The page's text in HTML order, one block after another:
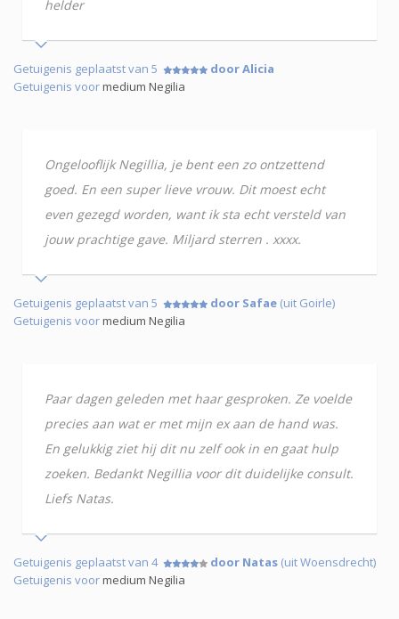
helder
Getuigenis geplaatst van 5
door Alicia
Getuigenis voormedium Negilia
Ongelooflijk Negillia, je bent een zo ontzettend
goed. En een super lieve vrouw. Dit moest echt
even gezegd worden, want ik sta echt versteld van
jouw prachtige gave. Miljard sterren . xxxx.
Getuigenis geplaatst van 5 door Safae (uit Goirle)
Getuigenis voormedium Negilia
Paar dagen geleden met haar gesproken. Ze voelde
precies aan wat er met mijn ex aan de hand was.
En gelukkig ziet hij dit nu zelf ook in en gaat hulp
zoeken. Bedankt Negillia voor dit duidelijke consult.
Liefs Natas.
Getuigenis geplaatst van 4 door Natas (uit Woensdrecht)
Getuigenis voormedium Negilia